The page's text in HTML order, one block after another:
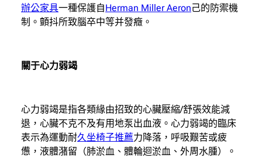
辦公家具一種保護自Herman Miller Aeron己的防禦機
制。顫抖所致腦卒中等并發癥。
關于心力弱竭
心力弱竭是指各類緣由招致的心臟壓縮/舒張效能減
退，心臟不克不及有用地泵出血液。心力弱竭的臨床
表示為運動耐久坐椅子推薦力降落，呼吸艱苦或疲
憊，液體潴留（肺淤血、體輪迴淤血、外周水腫）。